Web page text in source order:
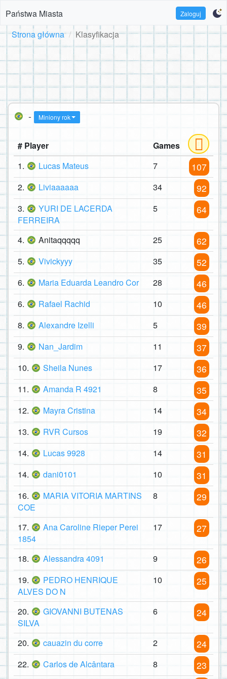
Państwa Miasta Zaloguj
Strona główna Klasyfikacja
- Miniony rok
# Player
Games
1.
Lucas Mateus 7 107
2. Liviaaaaaa 34 92
3.
YURI DE LACERDA
FERREIRA
5 64
4. Anitaqqqqq 25 62
5. Vivickyyy 35 52
6. Maria Eduarda Leandro Cor 28 46
6. Rafael Rachid 10 46
8. Alexandre Izelli 5 39
9. Nan_Jardim 11 37
10. Sheila Nunes 17 36
11. Amanda R 4921 8 35
12. Mayra Cristina 14 34
13. RVR Cursos 19 32
14. Lucas 9928 14 31
14. dani0101 10 31
16.
MARIA VITORIA MARTINS
COE
8 29
17.
Ana Caroline Rieper Perei
1854
17 27
18. Alessandra 4091 9 26
19.
PEDRO HENRIQUE
ALVES DO N
10 25
20.
GIOVANNI BUTENAS
SILVA
6 24
20. cauazin du corre 2 24
22. Carlos de Alcântara 8 23